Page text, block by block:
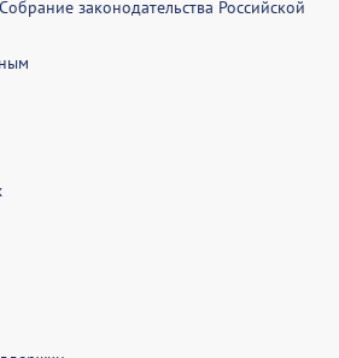
законодательства Российской